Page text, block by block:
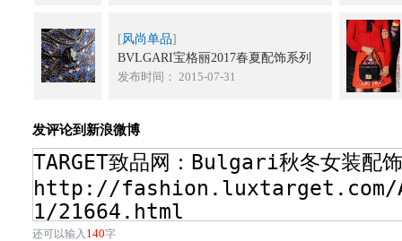
[风尚单品]
BVLGARI宝格丽2017春夏配饰系列
发布时间： 2015-07-31
发评论到新浪微博
还可以输入 140字